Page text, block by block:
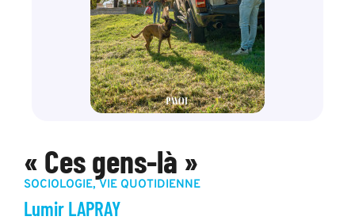
« Ces gens-là »
SOCIOLOGIE,VIE QUOTIDIENNE
Lumir LAPRAY